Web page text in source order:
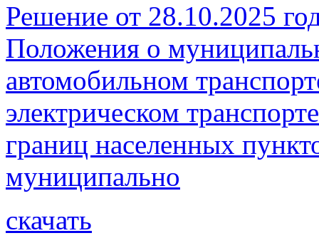
Решение от 28.10.2025
Положения о
автомобильном
электрическом
границ населенных
муниципально
скачать